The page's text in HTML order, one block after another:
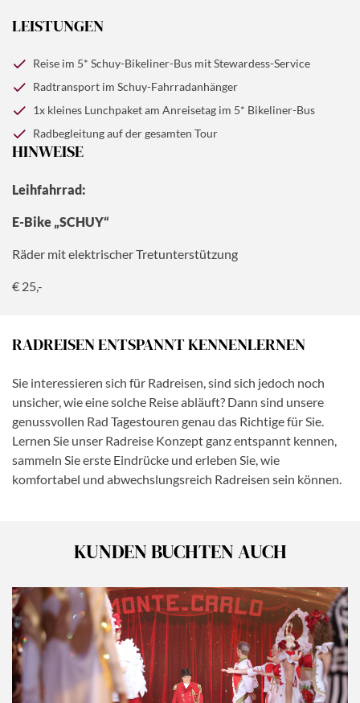
LEISTUNGEN
Reise im 5* Schuy-Bikeliner-Bus mit Stewardess-Service
Radtransport im Schuy-Fahrradanhänger
1x kleines Lunchpaket am Anreisetag im 5* Bikeliner-Bus
Radbegleitung auf der gesamten Tour
HINWEISE
Leihfahrrad:
E-Bike „SCHUY“
Räder mit elektrischer Tretunterstützung
€ 25,-
RADREISEN ENTSPANNT KENNENLERNEN
Sie interessieren sich für Radreisen, sind sich jedoch noch
unsicher, wie eine solche Reise abläuft? Dann sind unsere
genussvollen Rad Tagestouren genau das Richtige für Sie.
Lernen Sie unser Radreise Konzept ganz entspannt kennen,
sammeln Sie erste Eindrücke und erleben Sie, wie
komfortabel und abwechslungsreich Radreisen sein können.
KUNDEN BUCHTEN AUCH